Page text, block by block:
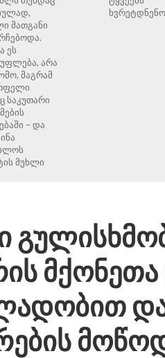
მათგანი
ეს
არა
მაგრამ
საკუთარი
– და
მუხლი
ხვრეტდნენო
მქონეთა